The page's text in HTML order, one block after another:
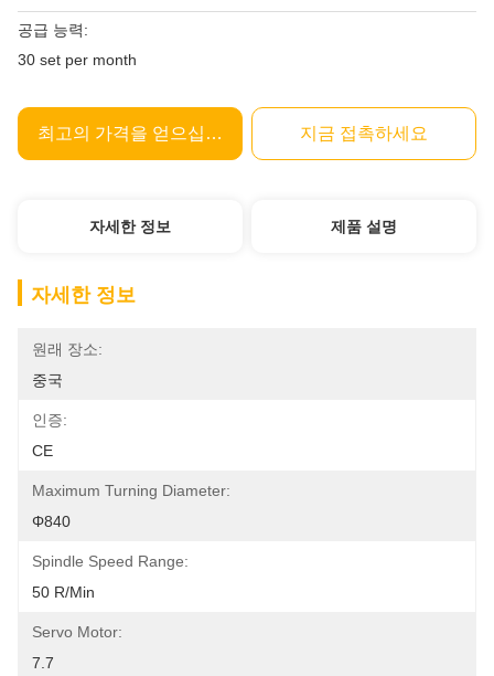
공급 능력:
30 set per month
최고의 가격을 얻으십시오 지금 접촉하세요
자세한 정보 제품 설명
자세한 정보
원래 장소:
중국
인증:
CE
Maximum Turning Diameter:
Φ840
Spindle Speed Range:
50 R/min
Servo Motor:
7.7